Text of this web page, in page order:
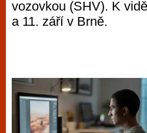
vozovkou (SHV). K
a 11. září v Brně.